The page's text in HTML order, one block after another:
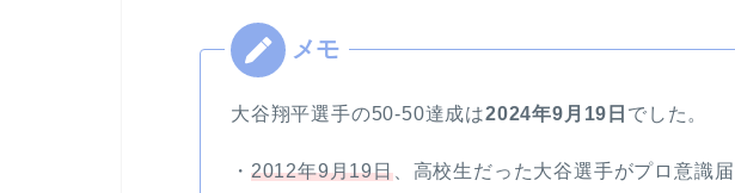
大谷翔平選手の50-50達成は2024年9月19日 でした。
・ 2012年9月19日、高校生だった大谷選手がプロ意識